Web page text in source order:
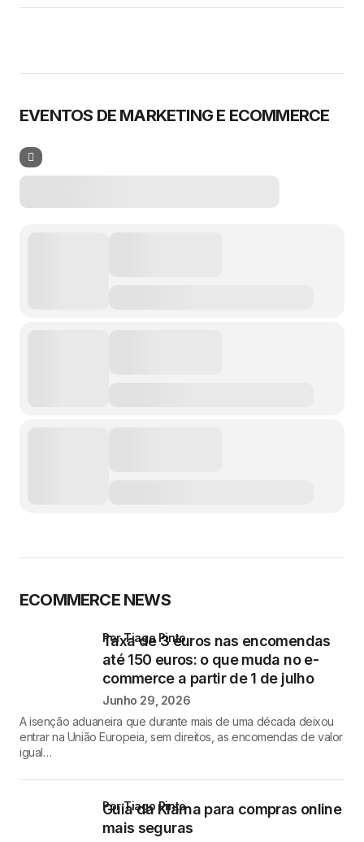
EVENTOS DE MARKETING E ECOMMERCE
ECOMMERCE NEWS
Taxa de 3 euros nas encomendas
até 150 euros: o que muda no e-
commerce a partir de 1 de julho
por Tiago Pinto
Junho 29, 2026
A isenção aduaneira que durante mais de uma década deixou
entrar na União Europeia, sem direitos, as encomendas de valor
igual…
Guia da Klarna para compras online
mais seguras
por Tiago Pinto